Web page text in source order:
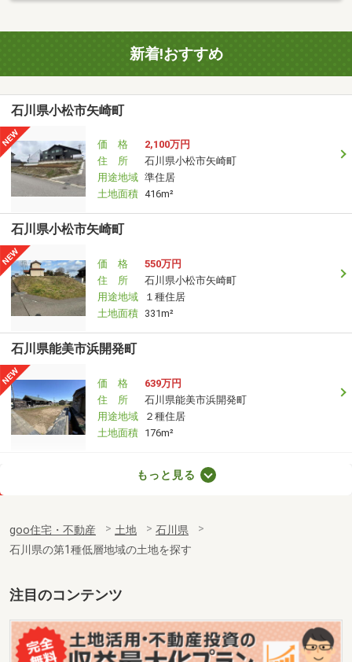
新着!おすすめ
石川県小松市矢崎町
価 格
2,100万円
住 所
石川県小松市矢崎町
用途地域 準住居
土地面積 416m²
石川県小松市矢崎町
価 格
550万円
住 所
石川県小松市矢崎町
用途地域
１種住居
土地面積 331m²
石川県能美市浜開発町
価 格
639万円
住 所
石川県能美市浜開発町
用途地域
２種住居
土地面積 176m²
石川県小松市矢田野町矢沢町
用途地域
１種住居
土地面積 242.67m²
石川県金沢市大桑町リ
価 格
380万円
住 所
石川県金沢市大桑町リ
用途地域 無指定
もっと見る
goo住宅・不動産 土地
石川県
石川県の第1種低層地域の土地を探す
注目のコンテンツ